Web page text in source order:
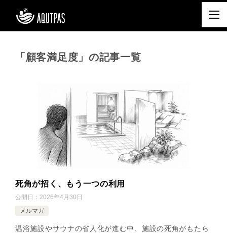
「顧客満足度」の記事一覧
死角が招く、もう一つの利用
公開日： 2026年4月30日
メルマガ
温浴施設やサウナの省人化が進む中、施設の死角がもたら